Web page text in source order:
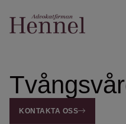
KONTAKTA OSS